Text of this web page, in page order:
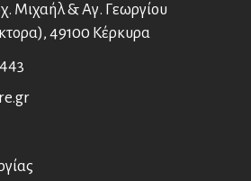
Μιχαήλ & Αγ. Γεωργίου
49100 Κέρκυρα